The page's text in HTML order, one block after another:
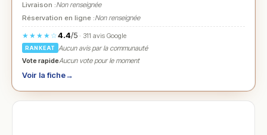
Livraison :Non renseignée
Réservation en ligne :Non renseignée
★★★★☆4.4/5· 311 avis Google
RANKEAT
Aucun avis par la communauté
Vote rapideAucun vote pour le moment
Voir la fiche→